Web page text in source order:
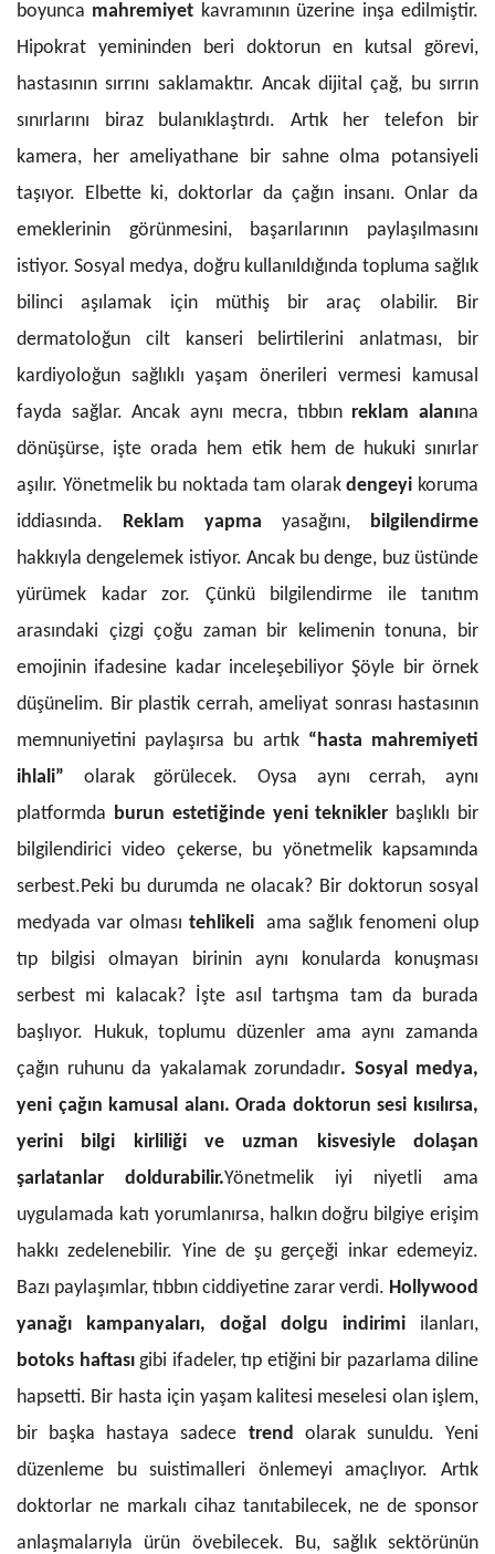
boyunca mahremiyet kavramının üzerine inşa edilmiştir.
Hipokrat yemininden beri doktorun en kutsal görevi,
hastasının sırrını saklamaktır. Ancak dijital çağ, bu sırrın
sınırlarını biraz bulanıklaştırdı. Artık her telefon bir
kamera, her ameliyathane bir sahne olma potansiyeli
taşıyor. Elbette ki, doktorlar da çağın insanı. Onlar da
emeklerinin görünmesini, başarılarının paylaşılmasını
istiyor. Sosyal medya, doğru kullanıldığında topluma sağlık
bilinci aşılamak için müthiş bir araç olabilir. Bir
dermatoloğun cilt kanseri belirtilerini anlatması, bir
kardiyoloğun sağlıklı yaşam önerileri vermesi kamusal
fayda sağlar. Ancak aynı mecra, tıbbın reklam alanına
dönüşürse, işte orada hem etik hem de hukuki sınırlar
aşılır. Yönetmelik bu noktada tam olarakdengeyi koruma
iddiasında. Reklam yapma yasağını, bilgilendirme
hakkıyla dengelemek istiyor. Ancak bu denge, buz üstünde
yürümek kadar zor. Çünkü bilgilendirme ile tanıtım
arasındaki çizgi çoğu zaman bir kelimenin tonuna, bir
emojinin ifadesine kadar inceleşebiliyor Şöyle bir örnek
düşünelim. Bir plastik cerrah, ameliyat sonrası hastasının
memnuniyetini paylaşırsa bu artık “hasta mahremiyeti
ihlali” olarak görülecek. Oysa aynı cerrah, aynı
platformda burun estetiğinde yeni teknikler başlıklı bir
bilgilendirici video çekerse, bu yönetmelik kapsamında
serbest.Peki bu durumda ne olacak? Bir doktorun sosyal
medyada var olması tehlikeli ama sağlık fenomeni olup
tıp bilgisi olmayan birinin aynı konularda konuşması
serbest mi kalacak? İşte asıl tartışma tam da burada
başlıyor. Hukuk, toplumu düzenler ama aynı zamanda
çağın ruhunu da yakalamak zorundadır. Sosyal medya,
yeni çağın kamusal alanı. Orada doktorun sesi kısılırsa,
yerini bilgi kirliliği ve uzman kisvesiyle dolaşan
şarlatanlar doldurabilir.Yönetmelik iyi niyetli ama
uygulamada katı yorumlanırsa, halkın doğru bilgiye erişim
hakkı zedelenebilir. Yine de şu gerçeği inkar edemeyiz.
Bazı paylaşımlar, tıbbın ciddiyetine zarar verdi. Hollywood
yanağı kampanyaları,
doğal dolgu indirimi ilanları,
botoks haftasıgibi ifadeler, tıp etiğini bir pazarlama diline
hapsetti. Bir hasta için yaşam kalitesi meselesi olan işlem,
bir başka hastaya sadece trend olarak sunuldu. Yeni
düzenleme bu suistimalleri önlemeyi amaçlıyor. Artık
doktorlar ne markalı cihaz tanıtabilecek, ne de sponsor
anlaşmalarıyla ürün övebilecek. Bu, sağlık sektörünün